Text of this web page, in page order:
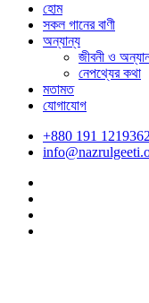
হোম
সকল গানের বাণী
অন্যান্য
জীবনী ও
নেপথ্যের কথা
মতামত
যোগাযোগ
+880 191 1219362